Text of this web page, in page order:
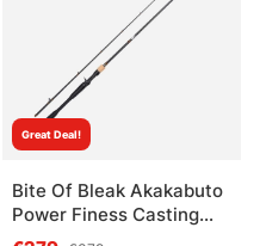
Great Deal!
Bite Of Bleak Akakabuto
Power Finess Casting
6'10 ML Fast 3-15g